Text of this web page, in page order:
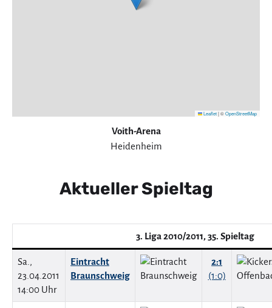
Leaflet|©OpenStreetMap
Voith-Arena
Heidenheim
Aktueller Spieltag
3. Liga 2010/2011, 35. Spieltag
Sa.,
23.04.2011
14:00 Uhr
Eintracht
Braunschweig
2:1
(1:0)